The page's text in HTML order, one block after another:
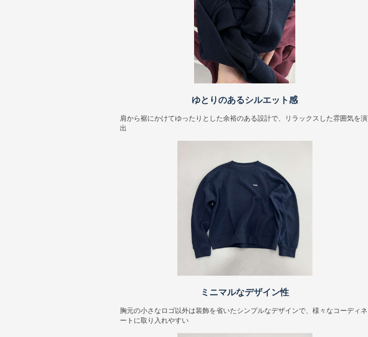
ゆとりのあるシルエット感
肩から裾にかけてゆったりとした余裕のある設計で、リラックスした雰囲気を演
出
ミニマルなデザイン性
胸元の小さなロゴ以外は装飾を省いたシンプルなデザインで、様々なコーディネ
ートに取り入れやすい